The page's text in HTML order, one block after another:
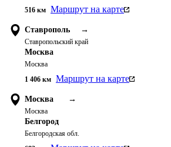
516 км Маршрут на карте
Ставрополь →
Ставропольский край
Москва
Москва
1 406 км Маршрут на карте
Москва →
Москва
Белгород
Белгородская обл.